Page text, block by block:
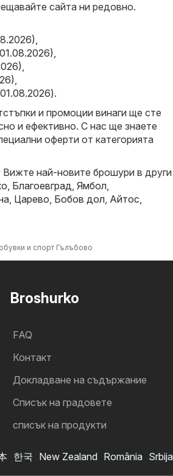
сайта ни редовно.
,
,
,
,
.
и промоции винаги ще сте
и ефективно. С нас ще знаете
оферти от категорията
най-новите брошури в други
, Благоевград, Ямбол,
, Царево, Бобов дол, Айтос,
и спорт Гълъбово
Broshurko
FAQ
Контакт
Докладване на съдържание
Cписък на градовете
списък на продукти
한국 New Zealand România Srbija